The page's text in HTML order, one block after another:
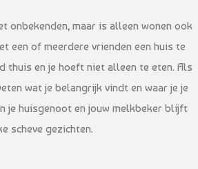
onbekenden, maar is alleen wonen ook
een of meerdere vrienden een huis te
thuis en je hoeft niet alleen te eten. Als
wat je belangrijk vindt en waar je je
je huisgenoot en jouw melkbeker blijft
scheve gezichten.